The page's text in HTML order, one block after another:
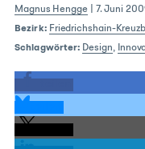
Magnus Hengge| 7. Juni
Bezirk: Friedrichshain-
Schlagwörter: Design,